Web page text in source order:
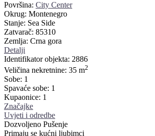
Površina: City Center
Okrug: Montenegro
Stanje: Sea Side
Zatvarač: 85310
Zemlja: Crna gora
Detalji
Identifikator objekta: 2886
Veličina nekretnine: 35 m2
Sobe: 1
Spavaće sobe: 1
Kupaonice: 1
Značajke
Uvjeti i odredbe
Dozvoljeno Pušenje
Primaju se kućni ljubimci